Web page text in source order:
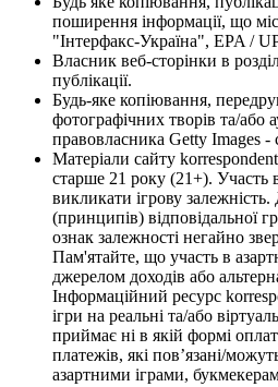
поширення інформації, що
"Інтерфакс-Україна", EPA /
Власник веб-сторінки в
публікації.
Будь-яке копіювання,
фотографічних творів та/або
правовласника Getty Images -
Матеріали сайту
старше 21 року (21+). Участь
викликати ігрову
(принципів) відповідальної
ознак залежності негайно
Пам'ятайте, що участь в
джерелом доходів або
Інформаційний ресурс
ігри на реальні та/або
приймає ні в якій формі
платежів, які пов’язані/
азартними іграми,